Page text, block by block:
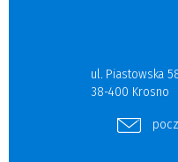
ul. Piastowska
38-400 Krosno